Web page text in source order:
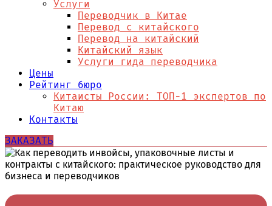
Услуги
Переводчик в Китае
Перевод с китайского
Перевод на китайский
Китайский язык
Услуги гида переводчика
Цены
Рейтинг бюро
Китаисты России: ТОП-1 экспертов по
Китаю
Контакты
ЗАКАЗАТЬ